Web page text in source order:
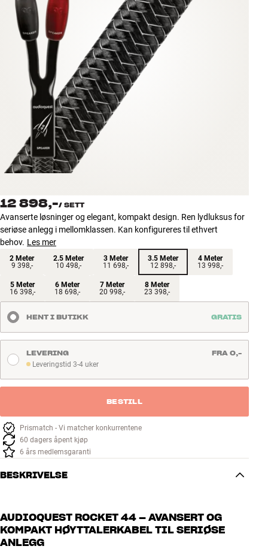
Tilbehør
INSPIRASJON
MERKER
NYHETER
TILBUD
Finn Butikk
Kundeservice
Kundeservice
Bygg med lyd
12 898,-/ SETT
Avanserte løsninger og elegant, kompakt design. Ren lydluksus for
seriøse anlegg i mellomklassen. Kan konfigureres til ethvert
behov. Les mer
2 Meter
9 398,-
2.5 Meter
10 498,-
3 Meter
11 698,-
3.5 Meter
12 898,-
4 Meter
13 998,-
5 Meter
16 398,-
6 Meter
18 698,-
7 Meter
20 998,-
8 Meter
23 398,-
HENT I BUTIKK GRATIS
Leveringstid 3-4 uker
Leveringstid 3-4 uker
LEVERING FRA 0,-
BESTILL
Prismatch - Vi matcher konkurrentene
60 dagers åpent kjøp
6 års medlemsgaranti
BESKRIVELSE
AUDIOQUEST ROCKET 44 – AVANSERT OG
KOMPAKT HØYTTALERKABEL TIL SERIØSE
ANLEGG